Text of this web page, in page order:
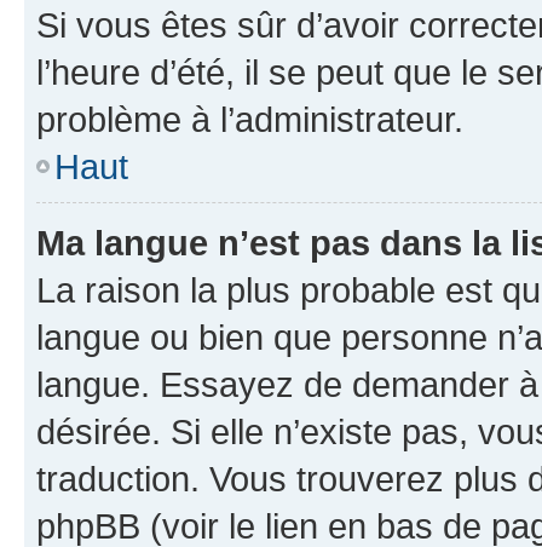
Si vous êtes sûr d’avoir
l’heure d’été, il se peut que le
problème à l’administrateur.
Haut
Ma langue n’est pas dans la
La raison la plus probable est
langue ou bien que personne
langue. Essayez de demander
désirée. Si elle n’existe pas,
traduction. Vous trouverez plus
phpBB (voir le lien en bas de